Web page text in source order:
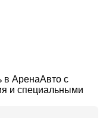
в АренаАвто с
и специальными